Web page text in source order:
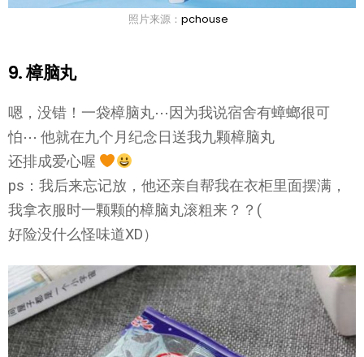
照片来源： pchouse
9. 樟脑丸
嗯，没错！一袋樟脑丸⋯因为我说宿舍有蟑螂很可
怕⋯ 他就在九个月纪念日送我九颗樟脑丸
还排成爱心喔
ps：我后来忘记放，他还亲自帮我在衣柜里面摆满，
我拿衣服时一颗颗的樟脑丸滚粗来？？(
好险没什么怪味道XD）